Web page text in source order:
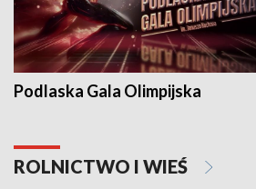
Podlaska Gala Olimpijska
ROLNICTWO I WIEŚ